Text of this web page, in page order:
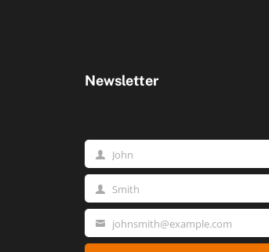
Newsletter
PrénomJohn
Nom Smith
Votrejohnsmith@example.com